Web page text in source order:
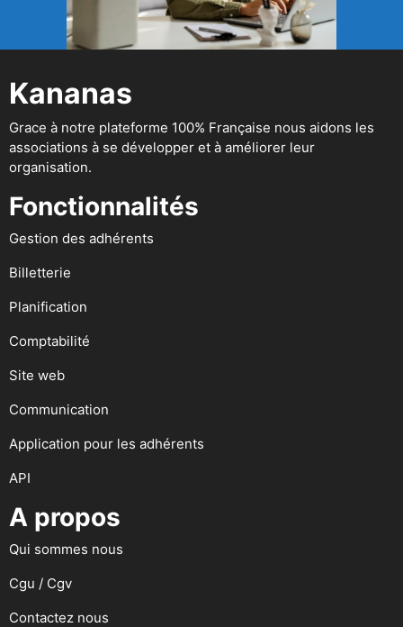
Kananas
Grace à notre plateforme 100% Française nous aidons les
associations à se développer et à améliorer leur
organisation.
Fonctionnalités
Gestion des adhérents
Billetterie
Planification
Comptabilité
Site web
Communication
Application pour les adhérents
API
A propos
Qui sommes nous
Cgu / Cgv
Contactez nous